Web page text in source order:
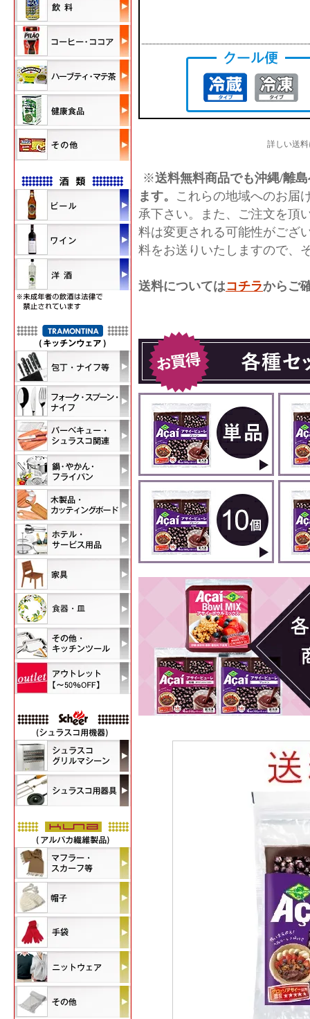
詳しい送
※送料無料商品でも沖縄/離
ます。 これらの地域へのお届
承下さい。また、ご注文を頂
料は変更される可能性がござ
料をお送りいたしますので、
送料についてはコチラからご